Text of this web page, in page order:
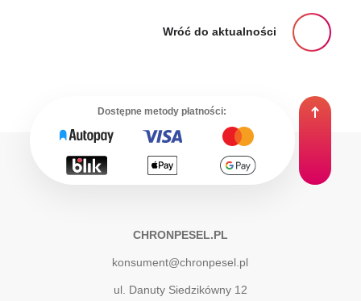
Wróć do aktualności
Dostępne metody płatności:
CHRONPESEL.PL
konsument@chronpesel.pl
ul. Danuty Siedzikówny 12